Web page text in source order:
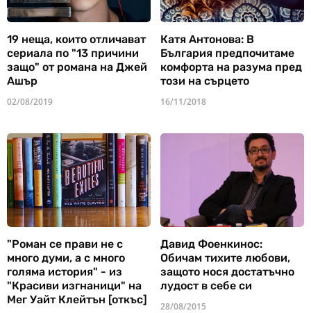
19 неща, които отличават
сериала по "13 причини
защо" от романа на Джей
Ашър
02/08/2019
Катя Антонова: В
България предпочитаме
комфорта на разума пред
този на сърцето
16/11/2018
"Роман се прави не с
много думи, а с много
голяма история" - из
"Красиви изгнаници" на
Мег Уайт Клейтън [откъс]
Давид Фоенкинос:
Обичам тихите любови,
защото нося достатъчно
лудост в себе си
28/08/2015